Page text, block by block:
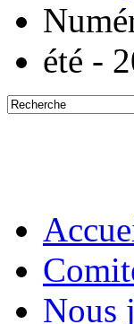
été -
Nous